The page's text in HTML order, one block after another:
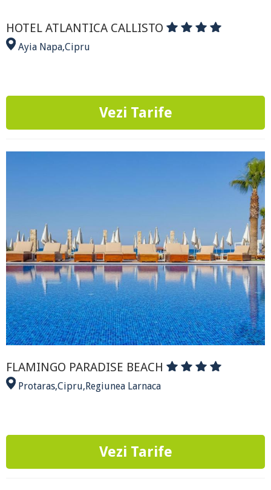
HOTEL ATLANTICA CALLISTO
Ayia Napa,Cipru
Vezi Tarife
FLAMINGO PARADISE BEACH
Protaras,Cipru,Regiunea Larnaca
Vezi Tarife